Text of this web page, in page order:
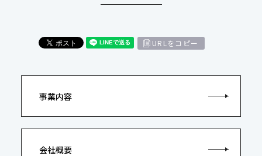
URLをコピー
事業内容
会社概要